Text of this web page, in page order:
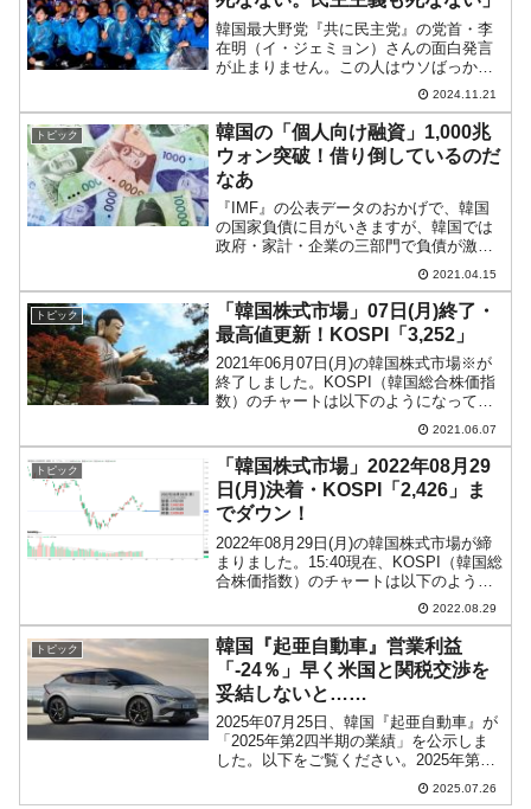
韓国最大野党『共に民主党』の党首・李
在明（イ・ジェミョン）さんの面白発言
が止まりません。この人はウソばっかり
言ってる人ですが、2024年11月15日に
（想定してたよりも重い量刑の）有罪判
決が出たため、さすがに焦っています。
「とにかく監獄に行...
2024.11.21
トピック
韓国の「個人向け融資」1,000兆
ウォン突破！借り倒しているのだ
なあ
『IMF』の公表データのおかげで、韓国
の国家負債に目がいきますが、韓国では
政府・家計・企業の三部門で負債が激増
しているのです。2021年04月14日、『韓
国銀行』公表の「2021年3月の金融市場
の動向」によりますと個人向けの融資が
「1009...
2021.04.15
トピック
「韓国株式市場」07日(月)終了・
最高値更新！KOSPI「3,252」
2021年06月07日(月)の韓国株式市場※が
終了しました。KOSPI（韓国総合株価指
数）のチャートは以下のようになってい
ます（チャートは『Investing.com』より
引用：以下同）。上へ抜きました！
KOSPIは「3,252」に到達し...
2021.06.07
トピック
「韓国株式市場」2022年08月29
日(月)決着・KOSPI「2,426」ま
でダウン！
2022年08月29日(月)の韓国株式市場が締
まりました。15:40現在、KOSPI（韓国総
合株価指数）のチャートは以下のように
『Investing.com』より引用）。陰線で締
まりました。KOSPIは「2,426」...
2022.08.29
トピック
韓国『起亜自動車』営業利益
「-24％」早く米国と関税交渉を
妥結しないと……
2025年07月25日、韓国『起亜自動車』が
「2025年第2四半期の業績」を公示しま
した。以下をご覧ください。2025年第2
四半期総売上：29兆3,496億3,500万ウォ
ン（+6.5％）営業利益：2兆7,647億6,600
2025.07.26